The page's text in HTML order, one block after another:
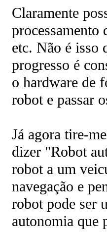
Claramente
processamento
etc. Não é isso
progresso é
o hardware de
robot e passar
Já agora tire-
dizer "Robot
robot a um
navegação e
robot pode ser
autonomia que